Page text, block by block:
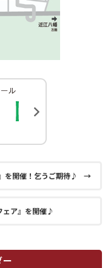
を開催！乞うご期待♪ →
ェア』を開催♪